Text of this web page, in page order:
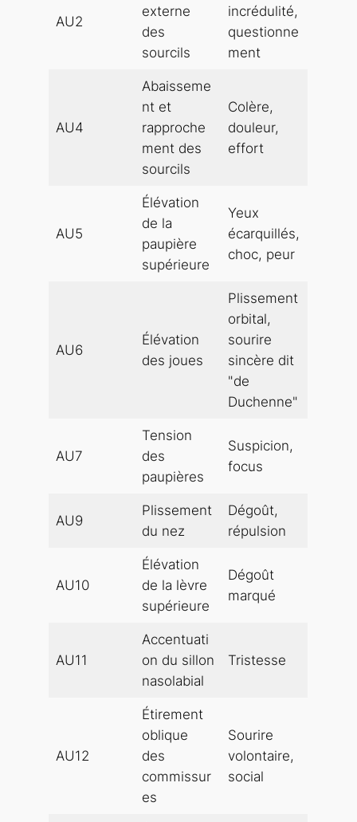
AU2
externe
des
sourcils
incrédulité,
questionne
ment
AU4
Abaisseme
nt et
rapproche
ment des
sourcils
Colère,
douleur,
effort
AU5
Élévation
de la
paupière
supérieure
Yeux
écarquillés,
choc, peur
AU6
Élévation
des joues
Plissement
orbital,
sourire
sincère dit
"de
Duchenne"
AU7
Tension
des
paupières
Suspicion,
focus
AU9
Plissement
du nez
Dégoût,
répulsion
AU10
Élévation
de la lèvre
supérieure
Dégoût
marqué
AU11
Accentuati
on du sillon
nasolabial
Tristesse
AU12
Étirement
oblique
des
commissur
es
Sourire
volontaire,
social